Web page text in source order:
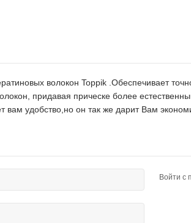
волокон Toppik .Обеспечивает
придавая прическе более
вам удобство,но он так же дарит Вам
Войти с